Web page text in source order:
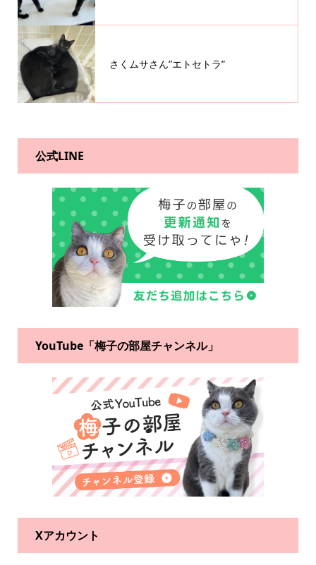
さくムサさん”エトセトラ”
公式LINE
YouTube「梅子の部屋チャンネル」
Xアカウント